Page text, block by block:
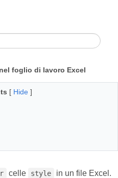
foglio di lavoro Excel
[ Hide ]
celle style in un file Excel.